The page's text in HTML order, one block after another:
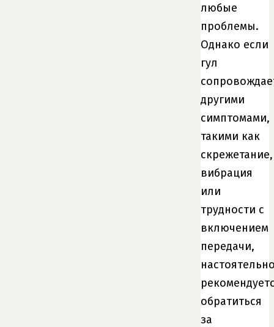
любые
проблемы.
Однако если
гул
другими
симптомами,
такими как
скрежетание,
вибрация
или
трудности с
включением
передачи,
обратиться
за